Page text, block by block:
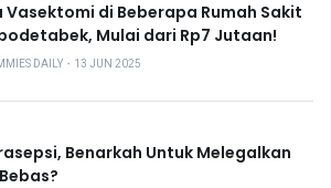
Vasektomi di Beberapa Rumah Sakit
Mulai dari Rp7 Jutaan!
DAILY ・ 13 JUN 2025
Benarkah Untuk Melegalkan